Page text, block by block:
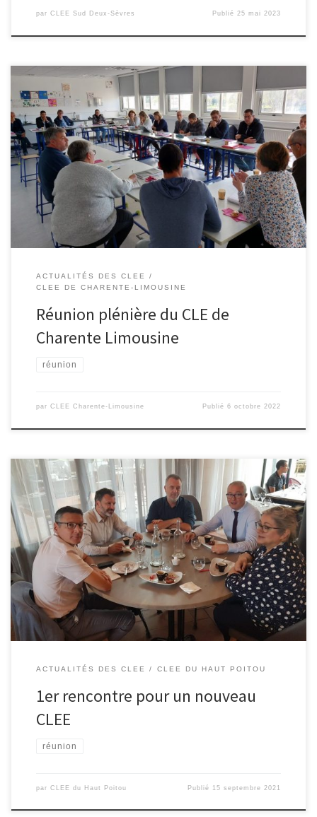
par CLEE Sud Deux-Sèvres Publié25 mai 2023
Le mercredi 5 octobre, s’est réuni au collège de Roumazière les
acteurs acteurs économiques , les partenaires institutionnels et les
chefs d’établissements des collèges et lycées de notre bassin de
vie. Compte-rendu à venir
ACTUALITÉS DES CLEE
CLEE DE CHARENTE-LIMOUSINE
Réunion plénière du CLE de
Charente Limousine
réunion
par CLEE Charente-Limousine Publié6 octobre 2022
1er rencontre très constructive entre les chefs d’établissements
scolaires et la présidente du club d’entreprises « VIVRE ET
ENTREPRENDRE EN HAUT POITOU ». Un dynamisme économique et
un réseau d’entreprises actif qui présage d’un bel avenir au CLEE
du Haut Poitou.
ACTUALITÉS DES CLEE CLEE DU HAUT POITOU
1er rencontre pour un nouveau
CLEE
réunion
par CLEE du Haut Poitou Publié 15 septembre 2021